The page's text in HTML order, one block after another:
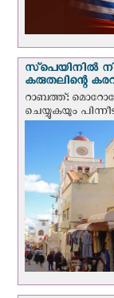
സ്‌പെയിനില്‍
കരുതലിന്റെ
റാബത്ത്:
ചെയ്യുകയും